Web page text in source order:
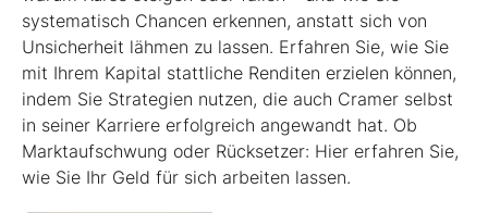
systematisch Chancen erkennen, anstatt sich von
Unsicherheit lähmen zu lassen. Erfahren Sie, wie Sie
mit Ihrem Kapital stattliche Renditen erzielen können,
indem Sie Strategien nutzen, die auch Cramer selbst
in seiner Karriere erfolgreich angewandt hat. Ob
Marktaufschwung oder Rücksetzer: Hier erfahren Sie,
wie Sie Ihr Geld für sich arbeiten lassen.